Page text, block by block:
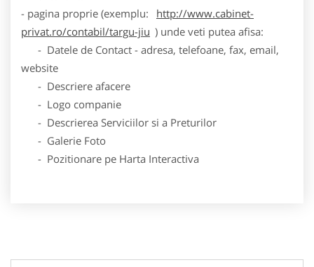
- pagina proprie (exemplu:
http://www.cabinet-
privat.ro/contabil/targu-jiu ) unde veti putea afisa:
- Datele de Contact - adresa, telefoane, fax, email,
website
- Descriere afacere
- Logo companie
- Descrierea Serviciilor si a Preturilor
- Galerie Foto
- Pozitionare pe Harta Interactiva